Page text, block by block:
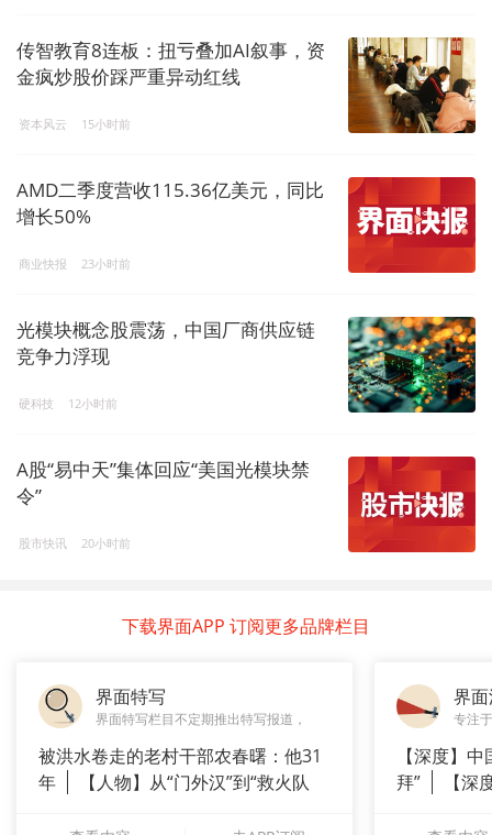
传智教育8连板：扭亏叠加AI叙事，资
金疯炒股价踩严重异动红线
资本风云 15小时前
AMD二季度营收115.36亿美元，同比
增长50%
商业快报 23小时前
光模块概念股震荡，中国厂商供应链
竞争力浮现
硬科技 12小时前
A股“易中天”集体回应“美国光模块禁
令”
股市快讯 20小时前
下载界面APP 订阅更多品牌栏目
界面特写
界面特写栏目不定期推出特写报道，
被洪水卷走的老村干部农春曙：他31
年
【人物】从“门外汉”到“救火队
界
专注
【深度】
拜”
【